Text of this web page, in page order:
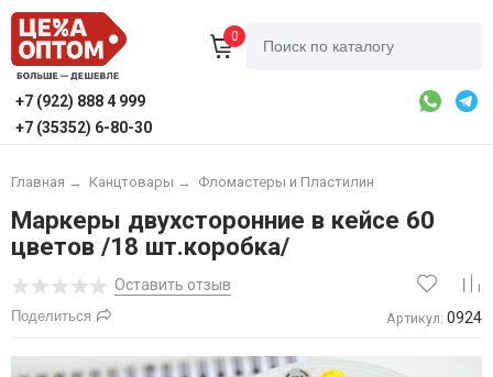
0
+7 (922) 888 4 999
+7 (35352) 6-80-30
Главная → Канцтовары → Фломастеры и Пластилин
Маркеры двухсторонние в кейсе 60
цветов /18 шт.коробка/
Оставить отзыв
Поделиться Артикул: 0924